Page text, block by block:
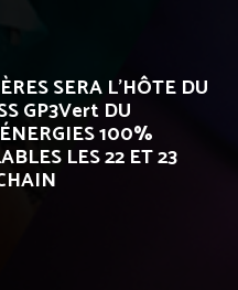
SERA L’HÔTE DU
GP3Vert DU
100%
LES 22 ET 23